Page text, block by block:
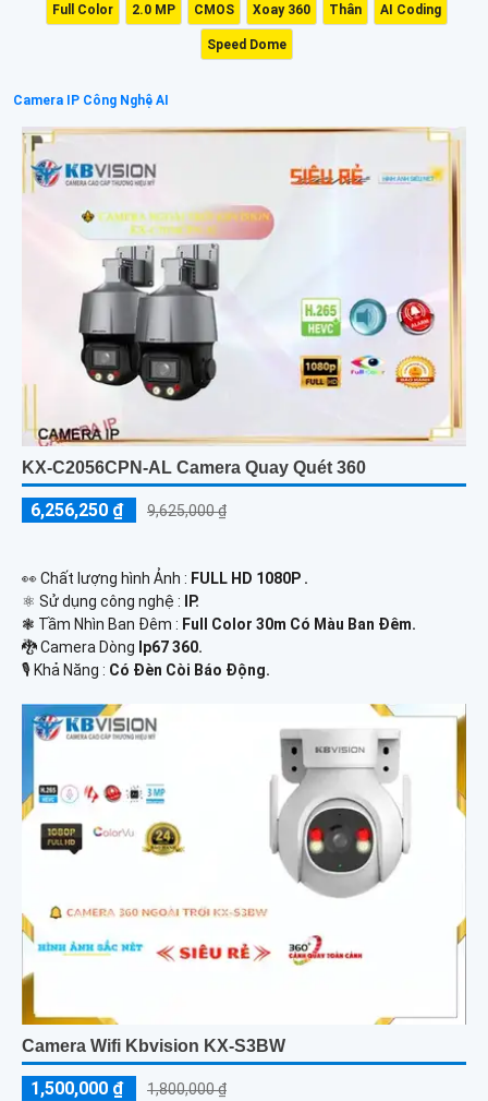
Full Color 2.0 MP CMOS Xoay 360 Thân AI Coding
Speed Dome
Camera IP Công Nghệ AI
KX-C2056CPN-AL Camera Quay Quét 360
6,256,250 ₫ 9,625,000 ₫
️👀 Chất lượng hình Ảnh : FULL HD 1080P .
⚛️ Sử dụng công nghệ :
IP.
❃ Tầm Nhìn Ban Đêm : Full Color 30m Có Màu Ban Ðêm.
🐉️ Camera Dòng Ip67 360.
️🎙 Khả Năng : Có Ðèn Còi Báo Động.
Camera Wifi Kbvision KX-S3BW
1,500,000 ₫ 1,800,000 ₫